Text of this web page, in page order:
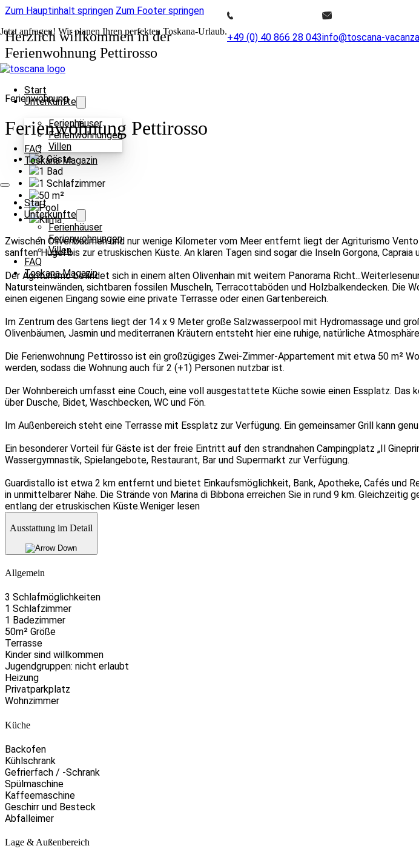
Zum Hauptinhalt springen Zum Footer springen
Jetzt anfragen! Wir planen Ihren perfekten Toskana-Urlaub.
+49 (0) 40 866 28 043info@toscana-
Start
Unterkünfte
Ferienhäuser
Ferienwohnungen
Villen
FAQ
Toskana Magazin
Start
Unterkünfte
Ferienhäuser
Ferienwohnungen
Villen
FAQ
Toskana Magazin
Herzlich willkommen in der
Ferienwohnung Pettirosso
Ferienwohnung
Ferienwohnung Pettirosso
3Gäste
1 Bad
1 Schlafzimmer
50 m²
Pool
Klima
Zwischen Olivenbäumen und nur wenige Kilometer vom Meer entfernt liegt der Agriturismo
sanften Hügel bis zur etruskischen Küste. An klaren Tagen sind sogar die Inseln Gorgona, Capraia
Der Agriturismo befindet sich in einem alten Olivenhain mit weitem Panorama Richt...Weiterlesen
Natursteinwänden, sichtbaren fossilen Muscheln, Terracottaböden und Holzbalkendecken. Die
einen eigenen Eingang sowie eine private Terrasse oder einen Gartenbereich.
Im Zentrum des Gartens liegt der 14 x 9 Meter große Salzwasserpool mit Hydromassage und
Olivenbäumen, Jasmin und mediterranen Kräutern entsteht hier eine ruhige, natürliche
Die Ferienwohnung Pettirosso ist ein großzügiges Zwei-Zimmer-Appartement mit etwa 50 m²
werden, sodass die Wohnung auch für 2 (+1) Personen nutzbar ist.
Der Wohnbereich umfasst eine Couch, eine voll ausgestattete Küche sowie einen Essplatz.
über Dusche, Bidet, Waschbecken, WC und Fön.
Im Außenbereich steht eine Terrasse mit Essplatz zur Verfügung. Ein gemeinsamer Grill kann
Ein besonderer Vorteil für Gäste ist der freie Eintritt auf den strandnahen Campingplatz „Il
Wassergymnastik, Spielangebote, Restaurant, Bar und Supermarkt zur Verfügung.
Guardistallo ist etwa 2 km entfernt und bietet Einkaufsmöglichkeit, Bank, Apotheke, Cafés
in unmittelbarer Nähe. Die Strände von Marina di Bibbona erreichen Sie in rund 9 km.
entlang der etruskischen Küste.Weniger lesen
Ausstattung im Detail
Allgemein
3 Schlafmöglichkeiten
1 Schlafzimmer
1 Badezimmer
50m² Größe
Terrasse
Kinder sind willkommen
Jugendgruppen: nicht erlaubt
Heizung
Privatparkplatz
Wohnzimmer
Küche
Backofen
Kühlschrank
Gefrierfach / -Schrank
Spülmaschine
Kaffeemaschine
Geschirr und Besteck
Abfalleimer
Lage & Außenbereich